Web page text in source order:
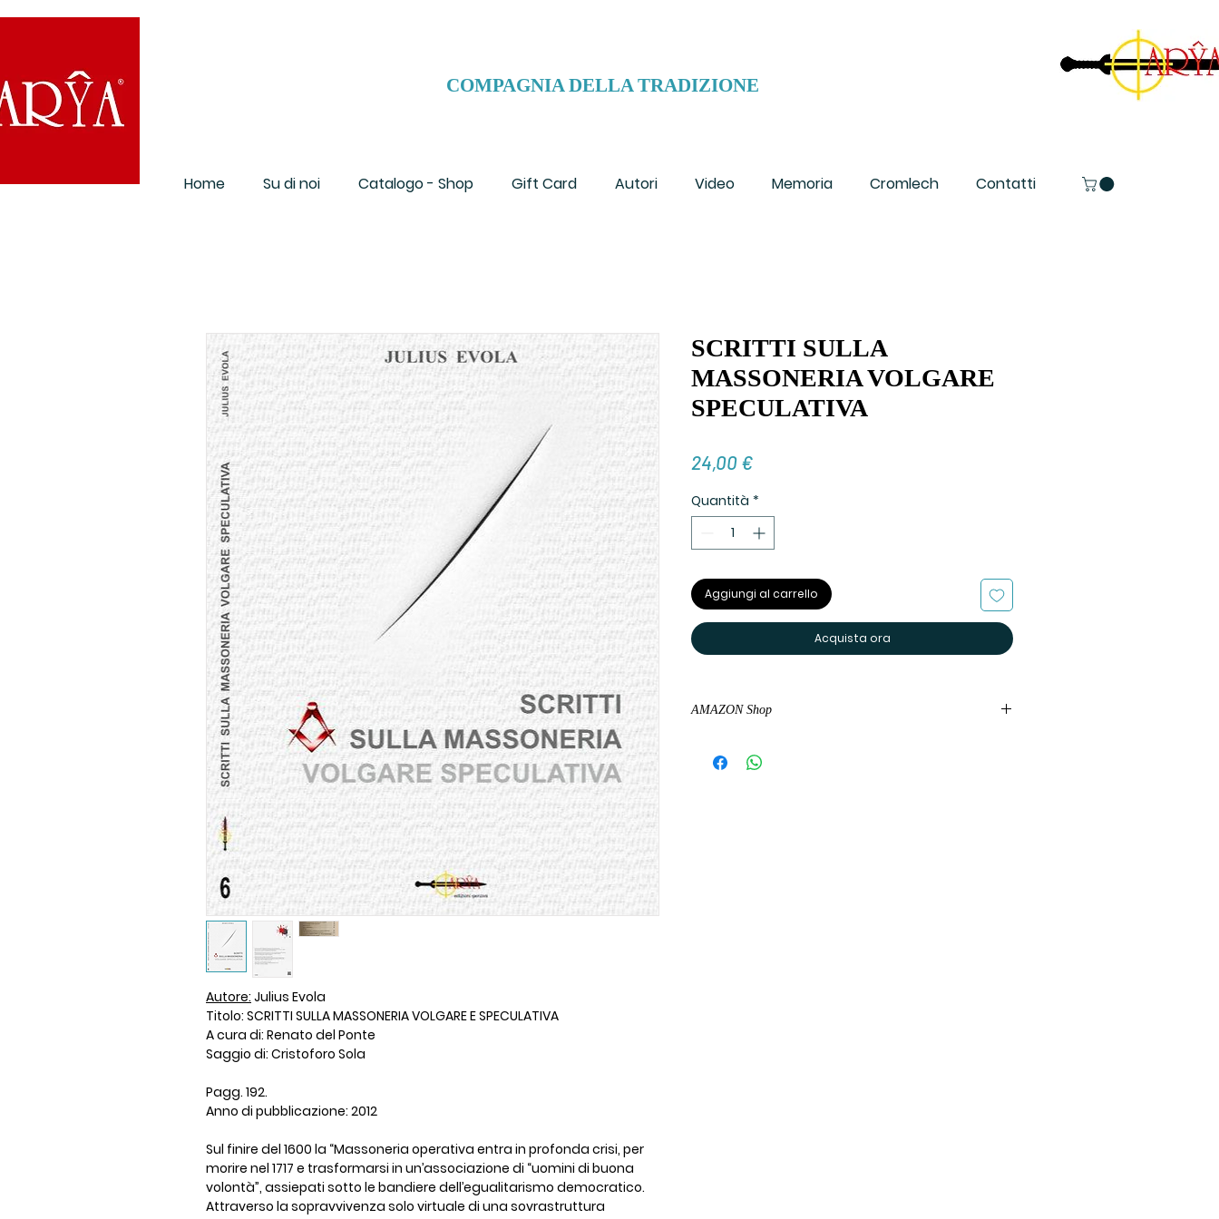
COMPAGNIA DELLA TRADIZIONE
Home Su di noi Catalogo - Shop Gift Card Autori Video Memoria Cromlech Contatti
Autore: Julius Evola
Titolo: SCRITTI SULLA MASSONERIA VOLGARE E SPECULATIVA
A cura di: Renato del Ponte
Saggio di: Cristoforo Sola
Pagg. 192.
Anno di pubblicazione: 2012
Sul finire del 1600 la “Massoneria operativa entra in profonda crisi, per
morire nel 1717 e trasformarsi in un’associazione di “uomini di buona
volontà”, assiepati sotto le bandiere dell’egualitarismo democratico.
Attraverso la sopravvivenza solo virtuale di una sovrastruttura
SCRITTI SULLA
MASSONERIA VOLGARE
SPECULATIVA
24,00 €Prezzo
Quantità *
Aggiungi al carrello
Acquista ora
AMAZON Shop